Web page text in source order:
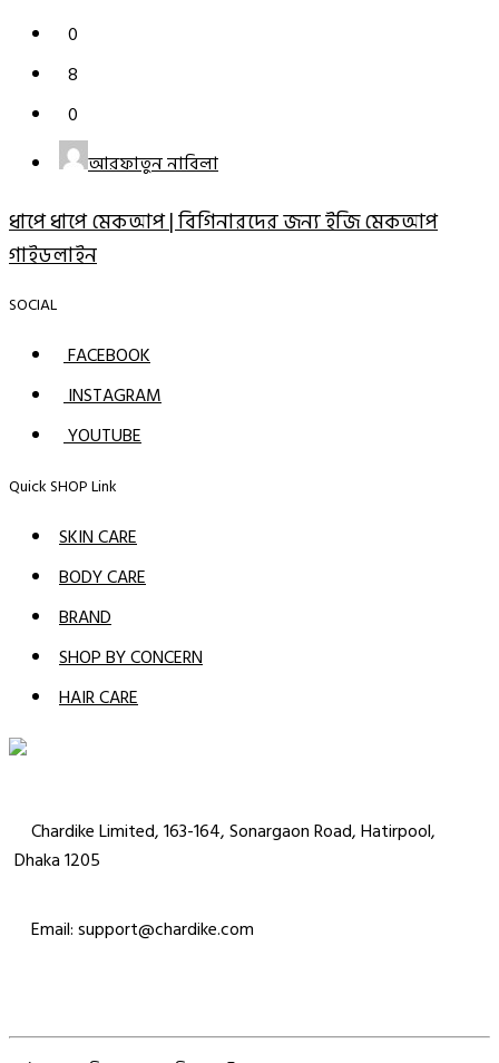
0
8
0
আরফাতুন নাবিলা
ধাপে ধাপে মেকআপ | বিগিনারদের জন্য ইজি মেকআপ
গাইডলাইন
SOCIAL
FACEBOOK
INSTAGRAM
YOUTUBE
Quick SHOP Link
SKIN CARE
BODY CARE
BRAND
SHOP BY CONCERN
HAIR CARE
Chardike Limited, 163-164, Sonargaon Road, Hatirpool,
Dhaka 1205
Email: support@chardike.com